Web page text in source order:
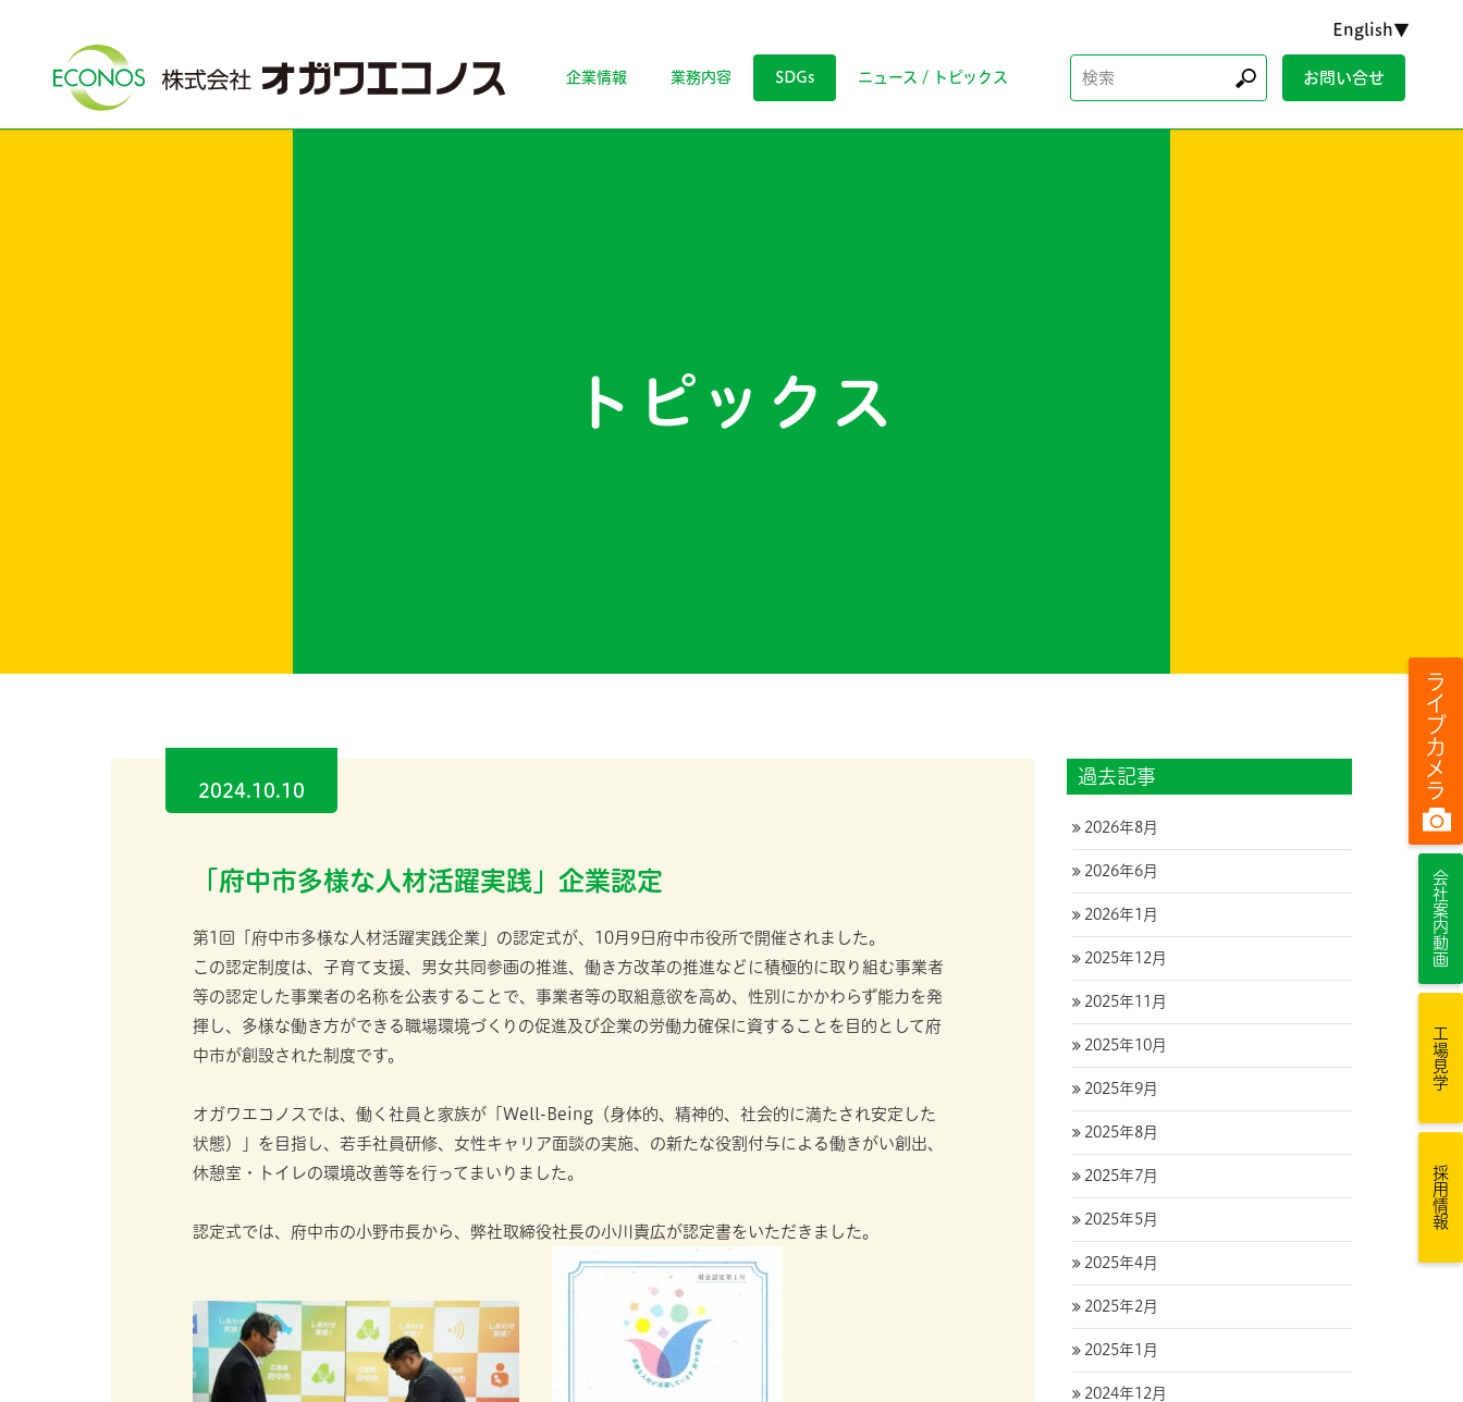
English▼
企業情報 業務内容 SDGs ニュース / トピックス
検
索
お問い合せ
ライブカメラ
会社案内動画
工場見学
採用情報
トピックス
2024.10.10
「府中市多様な人材活躍実践」企業認定
第1回「府中市多様な人材活躍実践企業」の認定式が、10月9日府中市役所で開催されました。
この認定制度は、子育て支援、男女共同参画の推進、働き方改革の推進などに積極的に取り組む事業者
等の認定した事業者の名称を公表することで、事業者等の取組意欲を高め、性別にかかわらず能力を発
揮し、多様な働き方ができる職場環境づくりの促進及び企業の労働力確保に資することを目的として府
中市が創設された制度です。
オガワエコノスでは、働く社員と家族が「Well-Being（身体的、精神的、社会的に満たされ安定した
状態）」を目指し、若手社員研修、女性キャリア面談の実施、の新たな役割付与による働きがい創出、
休憩室・トイレの環境改善等を行ってまいりました。
認定式では、府中市の小野市長から、弊社取締役社長の小川貴広が認定書をいただきました。
過去記事
2026年8月
2026年6月
2026年1月
2025年12月
2025年11月
2025年10月
2025年9月
2025年8月
2025年7月
2025年5月
2025年4月
2025年2月
2025年1月
2024年12月